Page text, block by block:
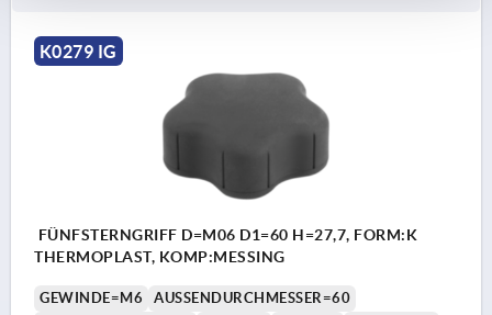
K0279 IG
FÜNFSTERNGRIFF D=M06 D1=60 H=27,7, FORM:K
THERMOPLAST, KOMP:MESSING
GEWINDE=M6
AUSSENDURCHMESSER=60